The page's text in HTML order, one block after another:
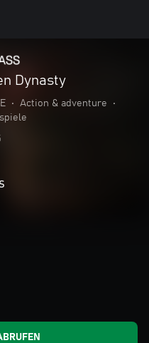
Dynasty
• Action & adventure
•